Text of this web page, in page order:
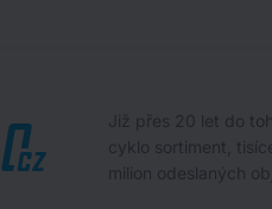
Již přes 20 let do
cyklo sortiment,
milion odeslaných